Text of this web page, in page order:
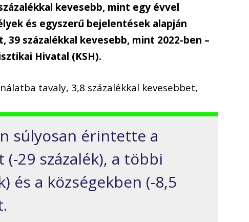
kevesebb, mint egy évvel
és egyszerű bejelentések alapján
39 százalékkal kevesebb, mint 2022-ben –
Hivatal (KSH).
tavaly, 3,8 százalékkal kevesebbet,
súlyosan érintette a
29 százalék), a többi
és a községekben (-8,5